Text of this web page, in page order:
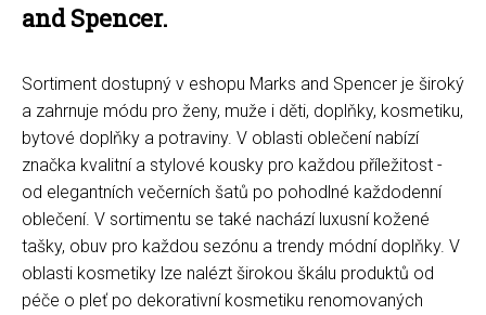
and Spencer.
Sortiment dostupný v eshopu Marks and Spencer je široký
a zahrnuje módu pro ženy, muže i děti, doplňky, kosmetiku,
bytové doplňky a potraviny. V oblasti oblečení nabízí
značka kvalitní a stylové kousky pro každou příležitost -
od elegantních večerních šatů po pohodlné každodenní
oblečení. V sortimentu se také nachází luxusní kožené
tašky, obuv pro každou sezónu a trendy módní doplňky. V
oblasti kosmetiky lze nalézt širokou škálu produktů od
péče o pleť po dekorativní kosmetiku renomovaných